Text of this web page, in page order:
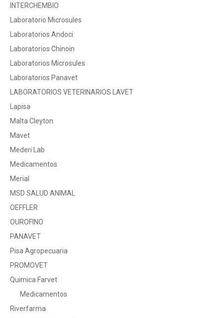
INTERCHEMBIO
Laboratorio Microsules
Laboratorios Andoci
Laboratorios Chinoin
Laboratorios Microsules
Laboratorios Panavet
LABORATORIOS VETERINARIOS LAVET
Lapisa
Malta Cleyton
Mavet
Mederi Lab
Medicamentos
Merial
MSD SALUD ANIMAL
OEFFLER
OUROFINO
PANAVET
Pisa Agropecuaria
PROMOVET
Quimica Farvet
Medicamentos
Riverfarma